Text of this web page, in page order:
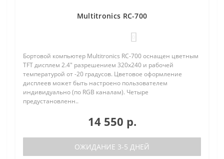
Multitronics RC-700
Бортовой компьютер Multitronics RC-700 оснащен цветным
TFT дисплем 2.4" разрешением 320х240 и рабочей
температурой от -20 градусов. Цветовое оформление
дисплеев может быть настроено пользователем
индивидуально (по RGB каналам). Четыре
предустановленн..
14 550 р.
ОЖИДАНИЕ 3-5 ДНЕЙ